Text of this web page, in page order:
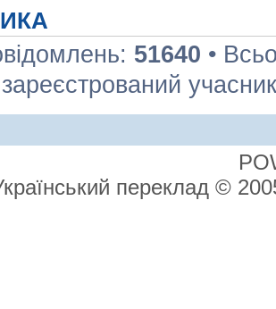
51640 •
переклад ©